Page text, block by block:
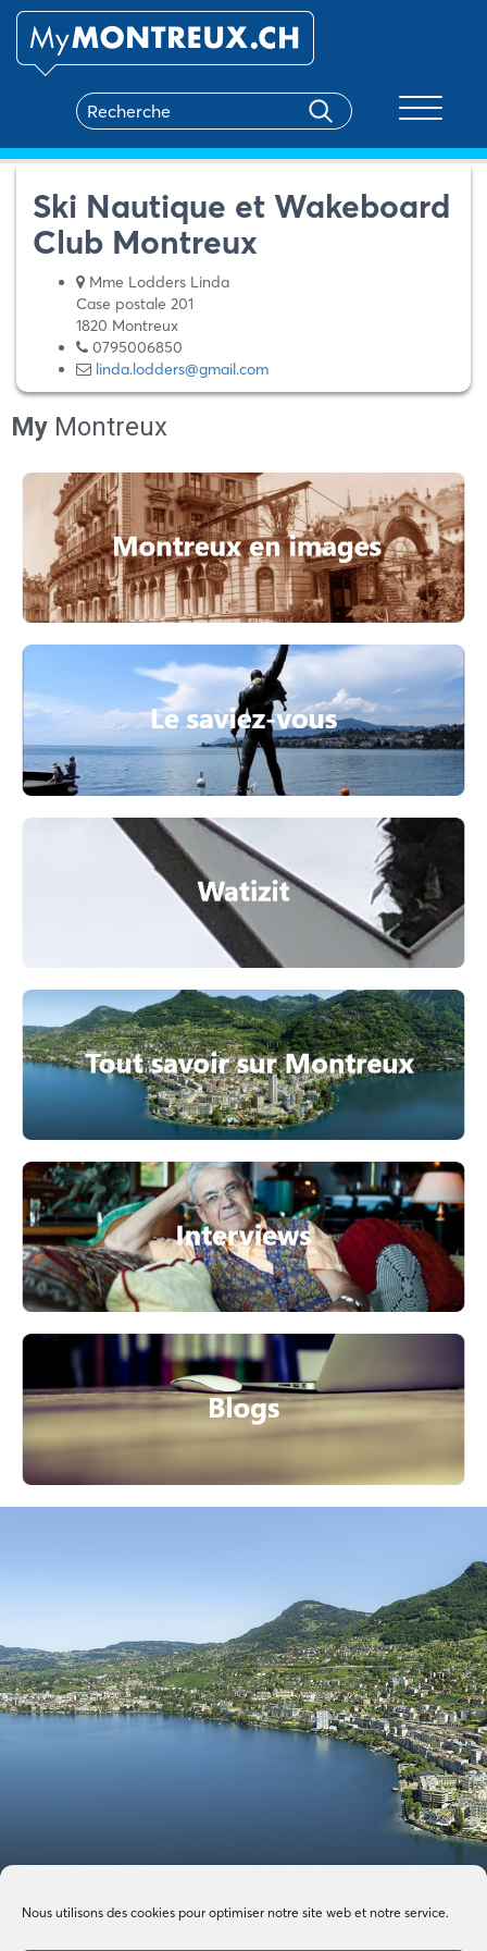
Nous utilisons des cookies pour optimiser notre site web et notre service.
Ski Nautique et Wakeboard
Club Montreux
Mme Lodders Linda
Case postale 201
1820 Montreux
0795006850
linda.lodders@gmail.com
My Montreux